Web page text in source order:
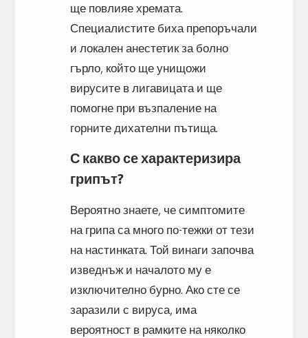
ще повлияе хремата.
Специалистите биха препоръчали
и локален анестетик за болно
гърло, който ще унищожи
вирусите в лигавицата и ще
помогне при възпаление на
горните дихателни пътища.
С какво се характеризира
грипът?
Вероятно знаете, че симптомите
на грипа са много по-тежки от тези
на настинката. Той винаги започва
изведнъж и началото му е
изключително бурно. Ако сте се
заразили с вируса, има
вероятност в рамките на няколко